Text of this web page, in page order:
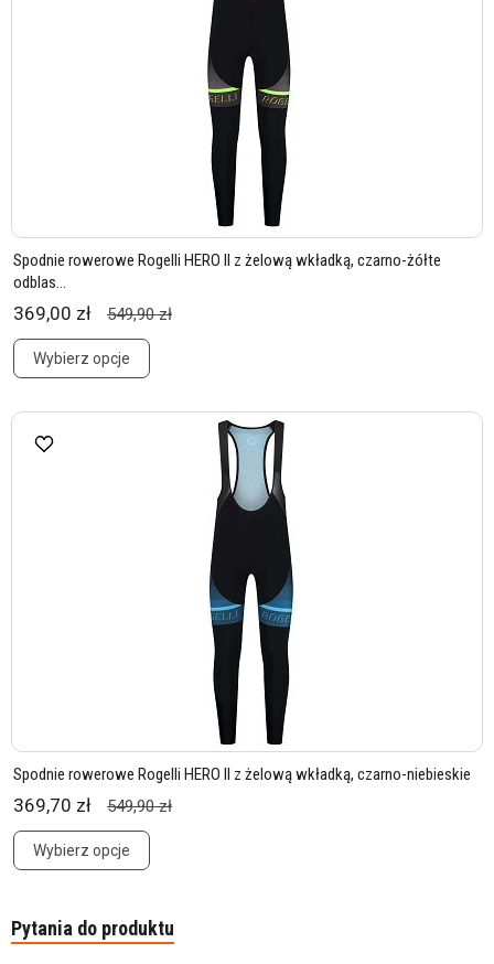
Spodnie rowerowe Rogelli HERO II z żelową wkładką, czarno-żółte
odblas...
369,00 zł 549,90 zł
Wybierz opcje
Spodnie rowerowe Rogelli HERO II z żelową wkładką, czarno-niebieskie
369,70 zł 549,90 zł
Wybierz opcje
Pytania do produktu